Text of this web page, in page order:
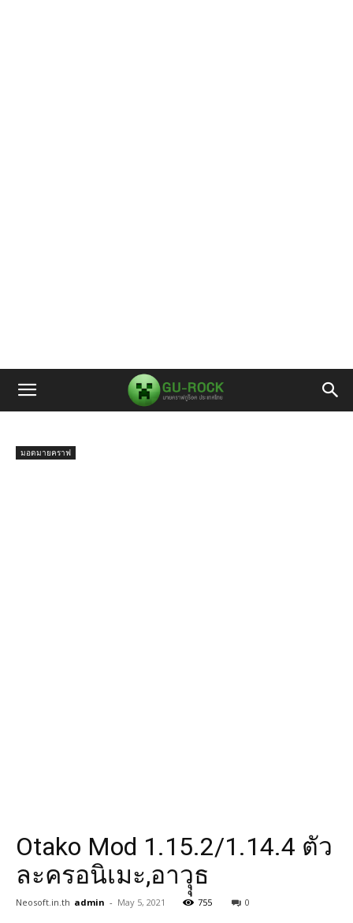
มอดมายคราฟ
Otako Mod 1.15.2/1.14.4 ตัว
ละครอนิเมะ,อาวุุธ
Neosoft.in.th admin - May 5, 2021 755 0